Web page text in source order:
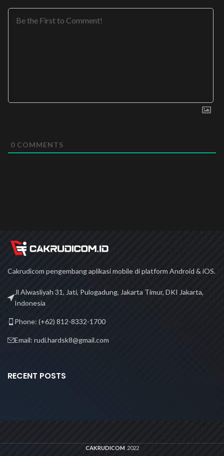
0 COMMENTS
Cakrudicom pengembang aplikasi mobile di platform Android & iOS.
Jl Alwasliyah 31, Jati, Pulogadung, Jakarta Timur, DKI Jakarta,
Indonesia
Phone: (+62) 812-8332-1700
Email: rudi.hardsk8@gmail.com
RECENT POSTS
CAKRUDICOM 2022